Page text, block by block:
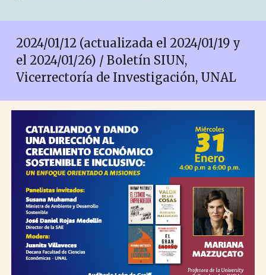
2024/01/12 (actualizada el 2024/01/19 y
el 2024/01/26) / Boletín SIUN,
Vicerrectoría de Investigación, UNAL